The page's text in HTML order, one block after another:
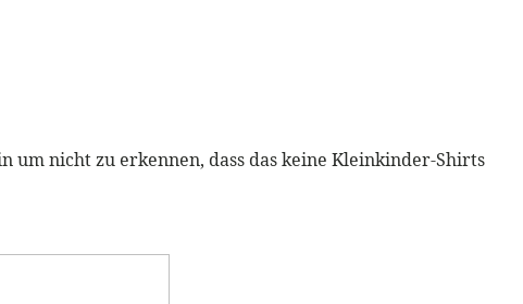
um nicht zu erkennen, dass das keine Kleinkinder-Shirts